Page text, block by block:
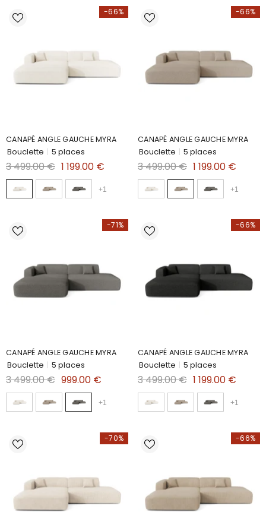
-66%
CANAPÉ ANGLE GAUCHE MYRA
Bouclette | 5 places
3 499.00 € 1 199.00 €
+1
-66%
CANAPÉ ANGLE GAUCHE MYRA
Bouclette | 5 places
3 499.00 € 1 199.00 €
+1
-71%
CANAPÉ ANGLE GAUCHE MYRA
Bouclette | 5 places
3 499.00 € 999.00 €
+1
-66%
CANAPÉ ANGLE GAUCHE MYRA
Bouclette | 5 places
3 499.00 € 1 199.00 €
+1
-70% -66%